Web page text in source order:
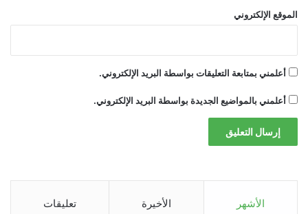
آيس” و”إنرجي درينك” تشهد إقبالًا متزايدًا في
أوروبا، معمؤشراتعلى اهتمام أولي من
المشترين في أمريكا الشمالية.
⸻
الموقع الإلكتروني
أعلمني بمتابعة التعليقات بواسطة البريد الإلكتروني.
أعلمني بالمواضيع الجديدة بواسطة البريد الإلكتروني.
الأشهر الأخيرة تعليقات